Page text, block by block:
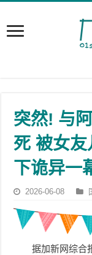
突然! 与
死 被女友
下诡异一
2026-06-08
据加新网综合